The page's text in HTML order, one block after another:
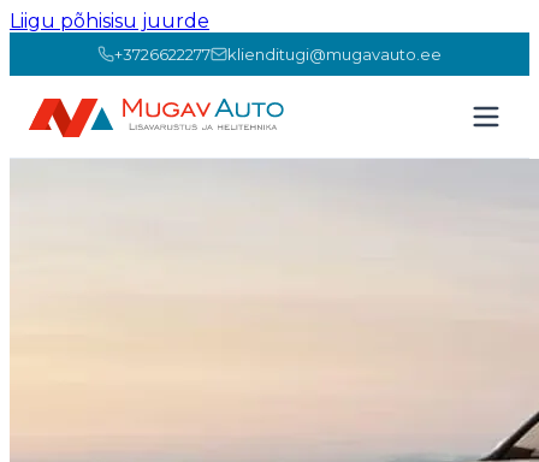
Liigu põhisisu juurde
+3726622277 klienditugi@mugavauto.ee